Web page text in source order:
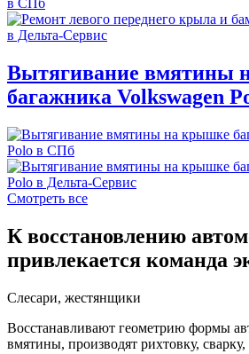
Вытягивание вмятины
багажника Volkswagen
Смотреть все
К восстановлению
привлекается команда
Слесари, жестянщики
Восстанавливают геометрию формы
вмятины, производят рихтовку,